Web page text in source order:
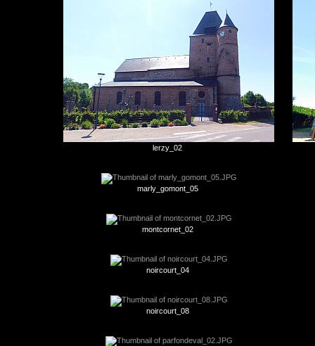
lerzy_02
marly_gomont_05
montcornet_02
noircourt_04
noircourt_08